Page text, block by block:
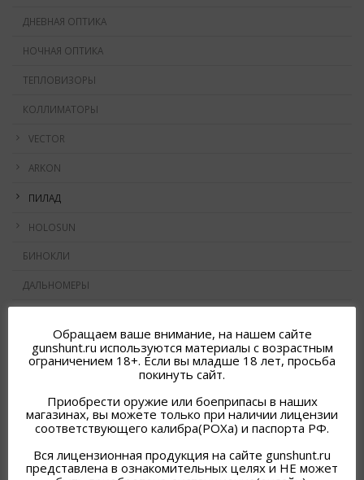
ДНЕВНАЯ ОПТИКА
НОЧНАЯ ОПТИКА
ТЕПЛОВИЗОРЫ
КОЛЛИМАТОРЫ
VECTOR
ARKON
ПИЛАД
HOLOSUN
БИНОКЛИ
ДАЛЬНОМЕРЫ
ИК ПОДСВЕТКИ
Обращаем ваше внимание, на нашем сайте
gunshunt.ru используются материалы с возрастным
ограничением 18+. Если вы младше 18 лет, просьба
покинуть сайт.
Приобрести оружие или боеприпасы в наших
магазинах, вы можете только при наличии лицензии
соответствующего калибра(РОХа) и паспорта РФ.
Вся лицензионная продукция на сайте gunshunt.ru
представлена в ознакомительных целях и НЕ может